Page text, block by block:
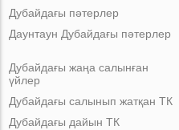
Дубайдағы пәтерлер
Даунтаун Дубайдағы пәтерлер
Дубайдағы жаңа салынған
үйлер
Дубайдағы салынып жатқан ТК
Дубайдағы дайын ТК